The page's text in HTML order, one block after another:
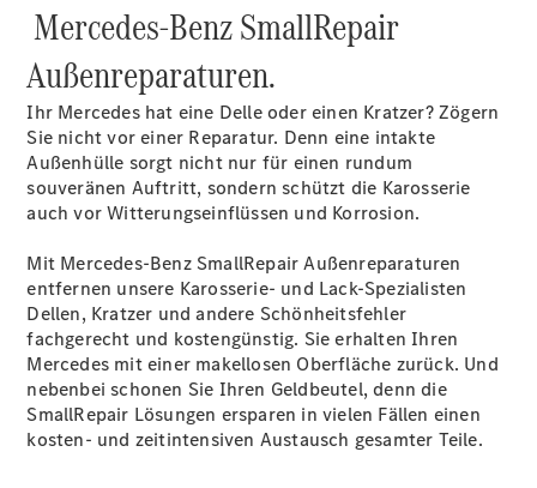
Übersicht
Original-
Teile
Neufahrzeuggarantie
Online-
Terminbuchung
Pannen- &
Schadenhilfe
Service für
Reisemobile
Teile &
Zubehör
Rückrufe &
Mercedes-Benz SmallRepair
Außenreparaturen.
Ihr Mercedes hat eine Delle oder einen Kratzer? Zögern
Sie nicht vor einer Reparatur. Denn eine intakte
Außenhülle sorgt nicht nur für einen rundum
souveränen Auftritt, sondern schützt die Karosserie
auch vor Witterungseinflüssen und Korrosion.
Mit Mercedes-Benz SmallRepair Außenreparaturen
entfernen unsere Karosserie- und Lack-Spezialisten
Dellen, Kratzer und andere Schönheitsfehler
fachgerecht und kostengünstig. Sie erhalten Ihren
Mercedes mit einer makellosen Oberfläche zurück. Und
nebenbei schonen Sie Ihren Geldbeutel, denn die
SmallRepair Lösungen ersparen in vielen Fällen einen
kosten- und zeitintensiven Austausch gesamter Teile.